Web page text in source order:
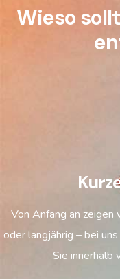
Wieso
Von Anfang an zeigen
oder langjährig – bei
Sie innerhalb